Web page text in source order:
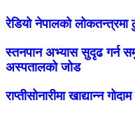
रेडियो नेपालको लोकतन्त्रमा
स्तनपान अभ्यास सुदृढ गर्न
अस्पतालको जोड
राप्तीसोनारीमा खाद्यान्न